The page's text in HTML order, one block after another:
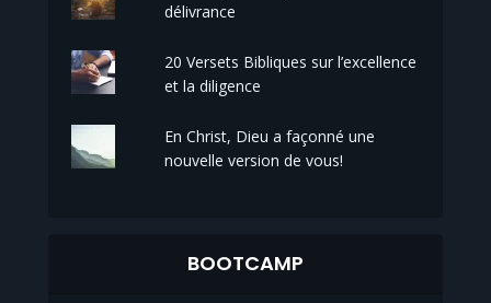
délivrance
20 Versets Bibliques sur l’excellence
et la diligence
En Christ, Dieu a façonné une
nouvelle version de vous!
BOOTCAMP